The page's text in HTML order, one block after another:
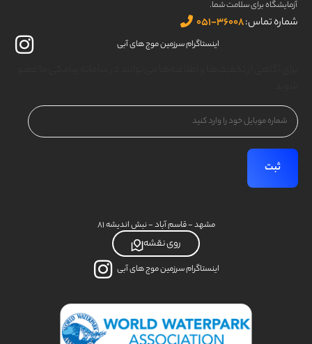
آزمایشگاه برای سلامت شما.
شماره تماس:
اینستاگرام سرزمین موج های آبی
شماره
موبایل
(Required)
اینستاگرام سرزمین موج های آبی
روی نقشه
مشهد - قاسم آباد - نبش اندیشه ۸۱